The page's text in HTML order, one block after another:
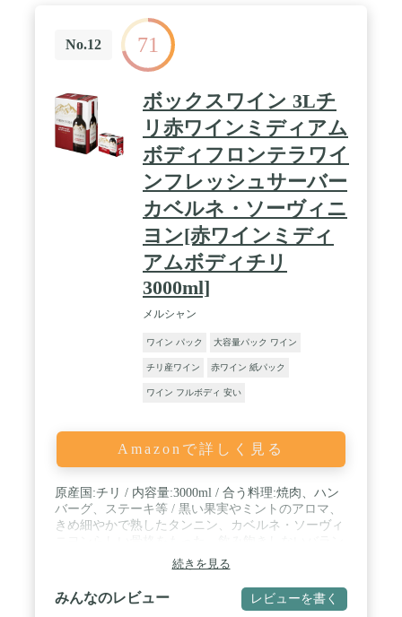
No.12 71
ボックスワイン 3Lチ
リ赤ワインミディアム
ボディフロンテラワイ
ンフレッシュサーバー
カベルネ・ソーヴィニ
ヨン[赤ワインミディ
アムボディチリ
3000ml]
メルシャン
ワイン パック 大容量パック ワイン
チリ産ワイン 赤ワイン 紙パック
ワイン フルボディ 安い
Amazonで詳しく見る
原産国:チリ / 内容量:3000ml / 合う料理:焼肉、ハン
バーグ、ステーキ等 / 黒い果実やミントのアロマ、
きめ細やかで熟したタンニン、カベルネ・ソーヴィ
スの良さが特長です。 / フロンテラは、コンチャ・
イ・トロが誇る数多くのプレミアムワインで得た知
識・技術をもとに、契約農家で育てたブドウを、専
門チームの手で丁寧に醸造しています。
続きを見る
みんなのレビュー レビューを書く